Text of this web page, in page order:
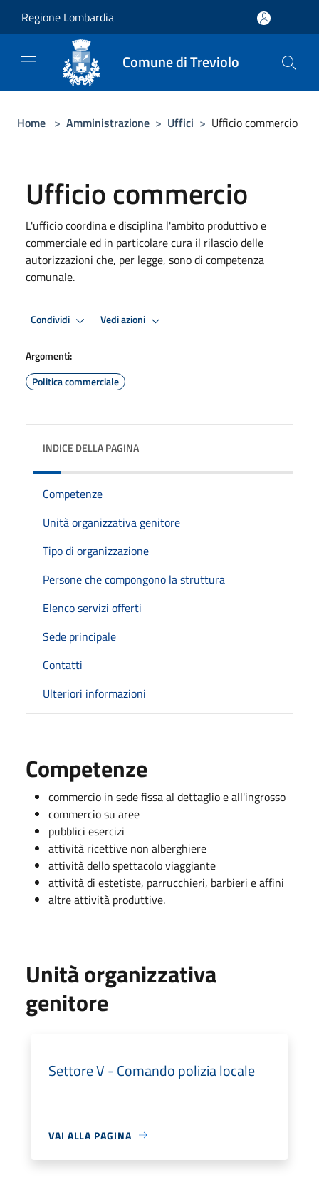
Regione Lombardia
Comune di Treviolo
Home > Amministrazione > Uffici > Ufficio commercio
Ufficio commercio
L'ufficio coordina e disciplina l'ambito produttivo e
commerciale ed in particolare cura il rilascio delle
autorizzazioni che, per legge, sono di competenza
comunale.
Condividi Vedi azioni
Argomenti:
Politica commerciale
INDICE DELLA PAGINA
Competenze
Unità organizzativa genitore
Tipo di organizzazione
Persone che compongono la struttura
Elenco servizi offerti
Sede principale
Contatti
Ulteriori informazioni
Competenze
commercio in sede fissa al dettaglio e all'ingrosso
commercio su aree
pubblici esercizi
attività ricettive non alberghiere
attività dello spettacolo viaggiante
attività di estetiste, parrucchieri, barbieri e affini
altre attività produttive.
Unità organizzativa
genitore
Settore V - Comando polizia locale
VAI ALLA PAGINA